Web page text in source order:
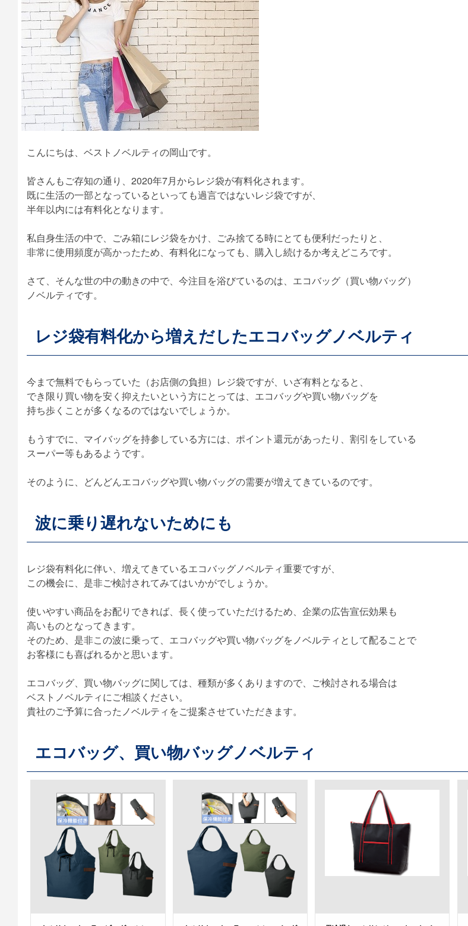
こんにちは、ベストノベルティの岡山です。
皆さんもご存知の通り、2020年7月からレジ袋が有料化されます。
既に生活の一部となっているといっても過言ではないレジ袋ですが、
半年以内には有料化となります。
私自身生活の中で、ごみ箱にレジ袋をかけ、ごみ捨てる時にとても便利だったりと、
非常に使用頻度が高かったため、有料化になっても、購入し続けるか考えどころです。
さて、そんな世の中の動きの中で、今注目を浴びているのは、エコバッグ（買い物バッグ）
ノベルティです。
レジ袋有料化から増えだしたエコバッグノベルティ
今まで無料でもらっていた（お店側の負担）レジ袋ですが、いざ有料となると、
でき限り買い物を安く抑えたいという方にとっては、エコバッグや買い物バッグを
持ち歩くことが多くなるのではないでしょうか。
もうすでに、マイバッグを持参している方には、ポイント還元があったり、割引をしている
スーパー等もあるようです。
そのように、どんどんエコバッグや買い物バッグの需要が増えてきているのです。
波に乗り遅れないためにも
レジ袋有料化に伴い、増えてきているエコバッグノベルティ重要ですが、
この機会に、是非ご検討されてみてはいかがでしょうか。
使いやすい商品をお配りできれば、長く使っていただけるため、企業の広告宣伝効果も
高いものとなってきます。
そのため、是非この波に乗って、エコバッグや買い物バッグをノベルティとして配ることで
お客様にも喜ばれるかと思います。
エコバッグ、買い物バッグに関しては、種類が多くありますので、ご検討される場合は
ベストノベルティにご相談ください。
貴社のご予算に合ったノベルティをご提案させていただきます。
エコバッグ、買い物バッグノベルティ